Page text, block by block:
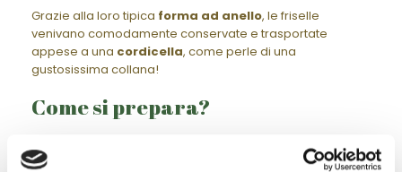
Grazie alla loro tipica forma ad anello, le friselle
venivano comodamente conservate e trasportate
appese a una cordicella, come perle di una
gustosissima collana!
Come si prepara?
La frisella si presenta dura e croccante, per questo, prima
di essere condita e gustata, deve essere